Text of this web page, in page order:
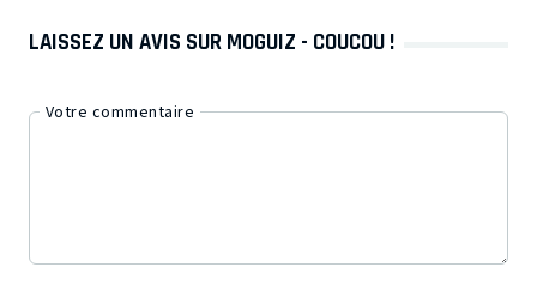
LAISSEZ UN AVIS SUR MOGUIZ - COUCOU !
Votre commentaire